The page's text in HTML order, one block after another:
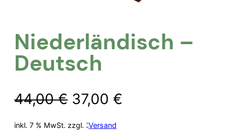
Niederländisch –
Deutsch
44,00€ Ursprünglicher
Preis
37,00 €
inkl. 7 % MwSt. zzgl. Versand